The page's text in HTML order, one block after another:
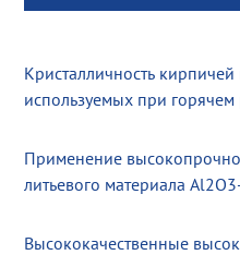
Кристалличность
используемых при
Применение
литьевого материала
Высококачественные